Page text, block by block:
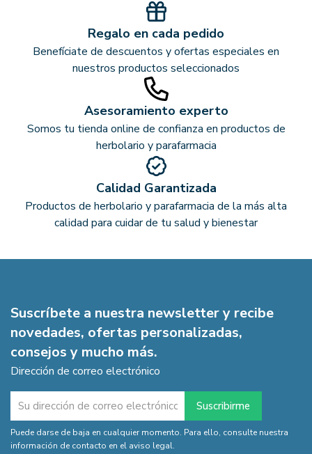
Regalo en cada pedido
Benefíciate de descuentos y ofertas especiales en
nuestros productos seleccionados
Asesoramiento experto
Somos tu tienda online de confianza en productos de
herbolario y parafarmacia
Calidad Garantizada
Productos de herbolario y parafarmacia de la más alta
calidad para cuidar de tu salud y bienestar
Suscríbete a nuestra newsletter y recibe
novedades, ofertas personalizadas,
consejos y mucho más.
Dirección de correo electrónico
Puede darse de baja en cualquier momento. Para ello, consulte nuestra
información de contacto en el aviso legal.